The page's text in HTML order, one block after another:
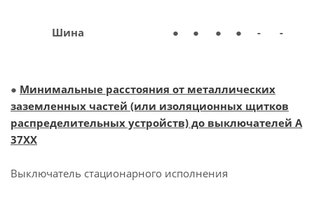
Шина ● ● ● ● - -
● Минимальные расстояния от металлических
заземленных частей (или изоляционных щитков
распределительных устройств) до выключателей А
37ХХ
Выключатель стационарного исполнения